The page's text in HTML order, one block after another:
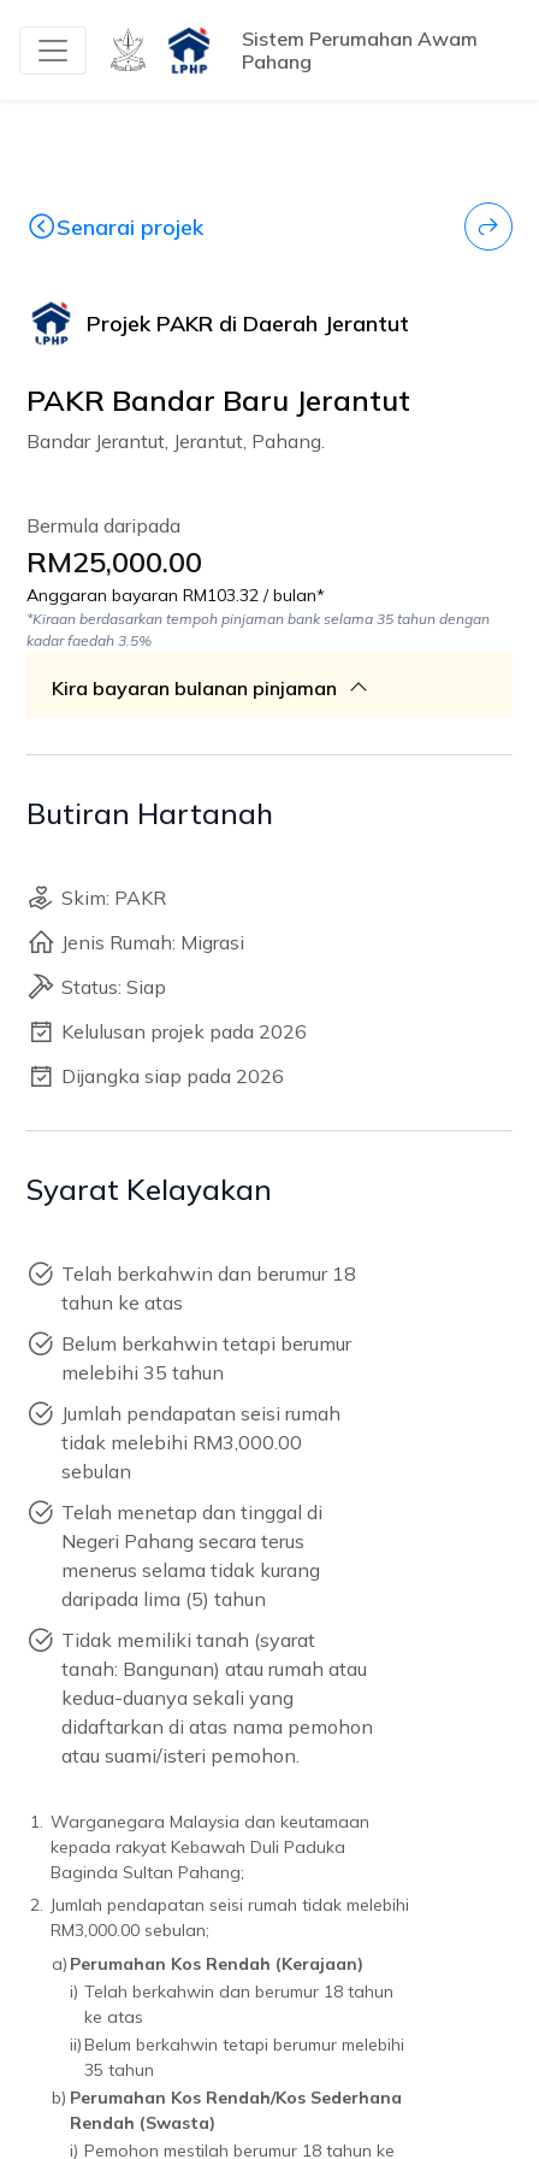
Sistem Perumahan Awam
Pahang
Senarai projek
Projek PAKR di Daerah Jerantut
PAKR Bandar Baru Jerantut
Bandar Jerantut, Jerantut, Pahang.
Bermula daripada
RM25,000.00
Anggaran bayaran RM103.32 / bulan*
*Kiraan berdasarkan tempoh pinjaman bank selama 35 tahun dengan
kadar faedah 3.5%
Kira bayaran bulanan pinjaman
Butiran Hartanah
Skim: PAKR
Jenis Rumah: Migrasi
Status: Siap
Kelulusan projek pada 2026
Dijangka siap pada 2026
Syarat Kelayakan
Telah berkahwin dan berumur 18
tahun ke atas
Belum berkahwin tetapi berumur
melebihi 35 tahun
Jumlah pendapatan seisi rumah
tidak melebihi RM3,000.00
sebulan
Telah menetap dan tinggal di
Negeri Pahang secara terus
menerus selama tidak kurang
daripada lima (5) tahun
Tidak memiliki tanah (syarat
tanah: Bangunan) atau rumah atau
kedua-duanya sekali yang
didaftarkan di atas nama pemohon
atau suami/isteri pemohon.
1. Warganegara Malaysia dan keutamaan
kepada rakyat Kebawah Duli Paduka
Baginda Sultan Pahang;
2. Jumlah pendapatan seisi rumah tidak melebihi
RM3,000.00 sebulan;
a) Perumahan Kos Rendah (Kerajaan)
i) Telah berkahwin dan berumur 18 tahun
ke atas
ii)Belum berkahwin tetapi berumur melebihi
35 tahun
b) Perumahan Kos Rendah/Kos Sederhana
Rendah (Swasta)
i) Pemohon mestilah berumur 18 tahun ke